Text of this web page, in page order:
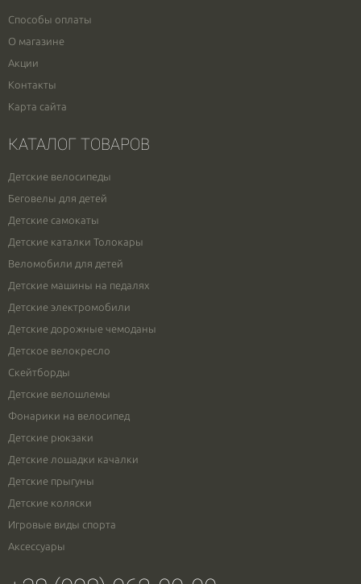
Способы оплаты
О магазине
Акции
Контакты
Карта сайта
КАТАЛОГ ТОВАРОВ
Детские велосипеды
Беговелы для детей
Детские самокаты
Детские каталки Толокары
Веломобили для детей
Детские машины на педалях
Детские электромобили
Детские дорожные чемоданы
Детское велокресло
Скейтборды
Детские велошлемы
Фонарики на велосипед
Детские рюкзаки
Детские лошадки качалки
Детские прыгуны
Детские коляски
Игровые виды спорта
Аксессуары